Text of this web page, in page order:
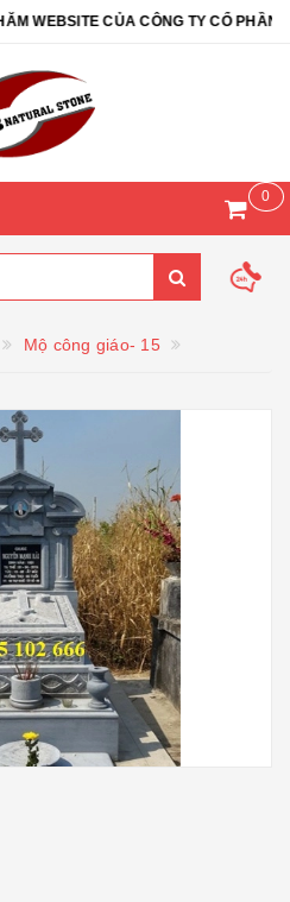
WEBSITE CỦA CÔNG TY CỔ PHẦN
0
Mộ công giáo- 15